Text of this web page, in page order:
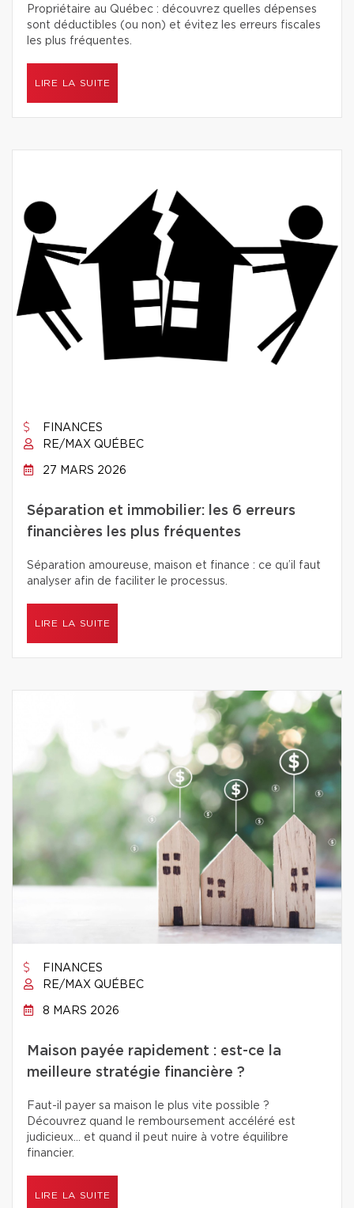
Propriétaire au Québec : découvrez quelles dépenses
sont déductibles (ou non) et évitez les erreurs fiscales
les plus fréquentes.
LIRE LA SUITE
FINANCES
RE/MAX QUÉBEC
27 MARS 2026
Séparation et immobilier: les 6 erreurs
financières les plus fréquentes
Séparation amoureuse, maison et finance : ce qu’il faut
analyser afin de faciliter le processus.
LIRE LA SUITE
FINANCES
RE/MAX QUÉBEC
8 MARS 2026
Maison payée rapidement : est-ce la
meilleure stratégie financière ?
Faut-il payer sa maison le plus vite possible ?
Découvrez quand le remboursement accéléré est
judicieux… et quand il peut nuire à votre équilibre
financier.
LIRE LA SUITE